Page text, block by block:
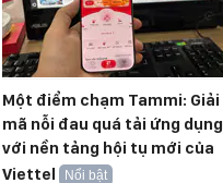
Một điểm chạm Tammi: Giải
mã nỗi đau quá tải ứng dụng
với nền tảng hội tụ mới của
Viettel
Nổi bật